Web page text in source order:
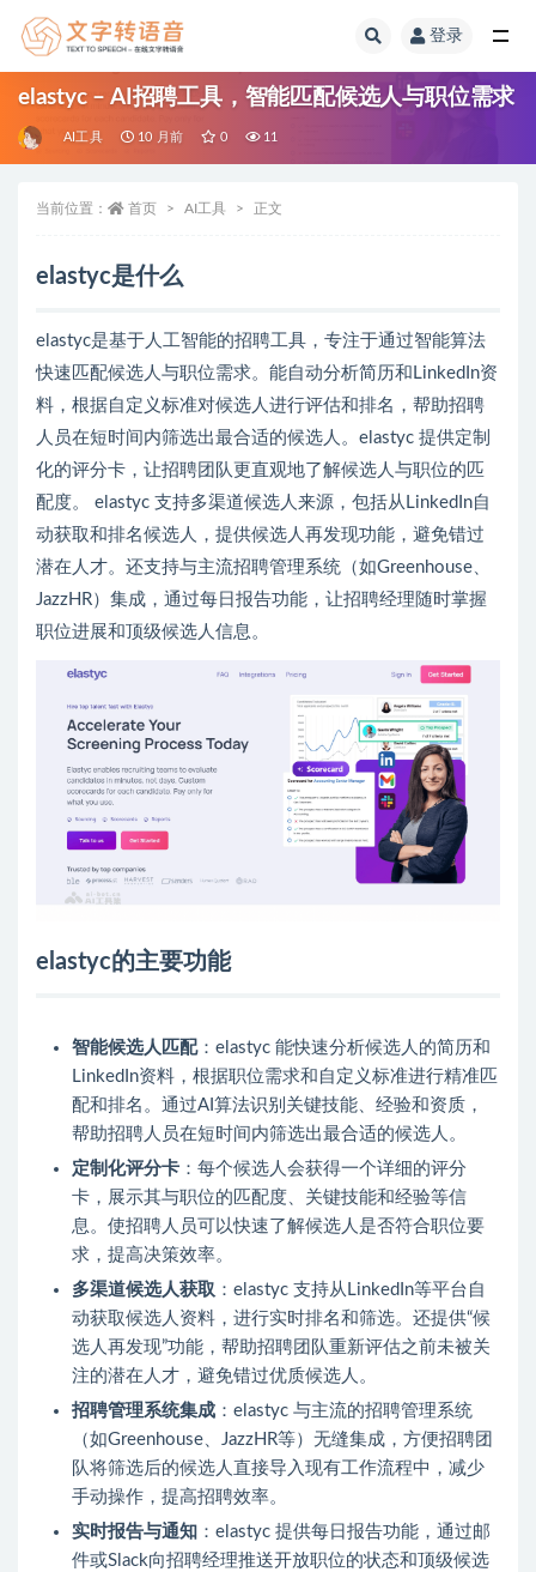
登录
elastyc – AI招聘工具，智能匹配候选人与职位需求
AI工具 10 月前 0 11
当前位置： 首页 AI工具 正文
elastyc是什么
elastyc是基于人工智能的招聘工具，专注于通过智能算法
快速匹配候选人与职位需求。能自动分析简历和LinkedIn资
料，根据自定义标准对候选人进行评估和排名，帮助招聘
人员在短时间内筛选出最合适的候选人。elastyc 提供定制
化的评分卡，让招聘团队更直观地了解候选人与职位的匹
配度。 elastyc 支持多渠道候选人来源，包括从LinkedIn自
动获取和排名候选人，提供候选人再发现功能，避免错过
潜在人才。还支持与主流招聘管理系统（如Greenhouse、
JazzHR）集成，通过每日报告功能，让招聘经理随时掌握
职位进展和顶级候选人信息。
elastyc的主要功能
智能候选人匹配：elastyc 能快速分析候选人的简历和
LinkedIn资料，根据职位需求和自定义标准进行精准匹
配和排名。通过AI算法识别关键技能、经验和资质，
帮助招聘人员在短时间内筛选出最合适的候选人。
定制化评分卡 ：每个候选人会获得一个详细的评分
卡，展示其与职位的匹配度、关键技能和经验等信
息。使招聘人员可以快速了解候选人是否符合职位要
求，提高决策效率。
多渠道候选人获取 ：elastyc 支持从LinkedIn等平台自
动获取候选人资料，进行实时排名和筛选。还提供“候
选人再发现”功能，帮助招聘团队重新评估之前未被关
注的潜在人才，避免错过优质候选人。
招聘管理系统集成 ：elastyc 与主流的招聘管理系统
（如Greenhouse、JazzHR等）无缝集成，方便招聘团
队将筛选后的候选人直接导入现有工作流程中，减少
手动操作，提高招聘效率。
实时报告与通知 ：elastyc 提供每日报告功能，通过邮
件或Slack向招聘经理推送开放职位的状态和顶级候选